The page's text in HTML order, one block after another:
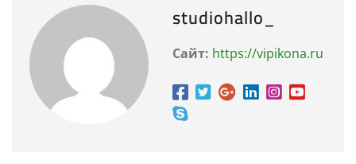
studiohallo_
Сайт: https://vipikona.ru